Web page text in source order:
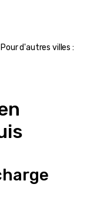
d'autres villes :